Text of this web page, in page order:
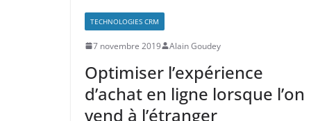
TECHNOLOGIES CRM
7 novembre 2019 Alain Goudey
Optimiser l’expérience
d’achat en ligne lorsque l’on
vend à l’étranger